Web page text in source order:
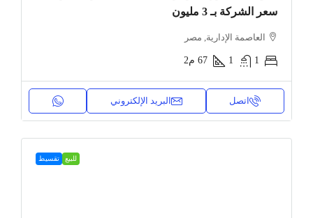
سعر الشركة بـ 3 مليون
العاصمة الإدارية, مصر
1
1
67 م2
اتصل البريد الإلكتروني
للبيع تقسيط